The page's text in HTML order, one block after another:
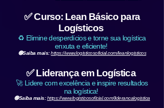
✅ Curso: Lean Básico para
Logísticos
♻️ Elimine desperdícios e torne sua logística
enxuta e eficiente!
🟢Saiba mais:https://www.logisticosoficial.com/leanlogisticos
✅ Liderança em Logística
🚀 Lidere com excelência e inspire resultados
na logística!
🟢Saiba mais:https://www.logisticosoficial.com/liderancalogistica